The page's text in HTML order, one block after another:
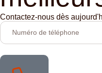
Contactez-nous dès